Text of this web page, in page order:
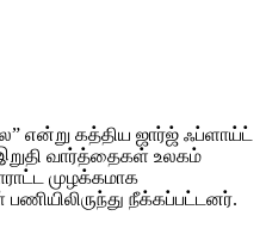
என்று கத்திய ஜார்ஜ் ஃப்ளாய்ட்
வார்த்தைகள் உலகம்
முழக்கமாக
நீக்கப்பட்டனர்.